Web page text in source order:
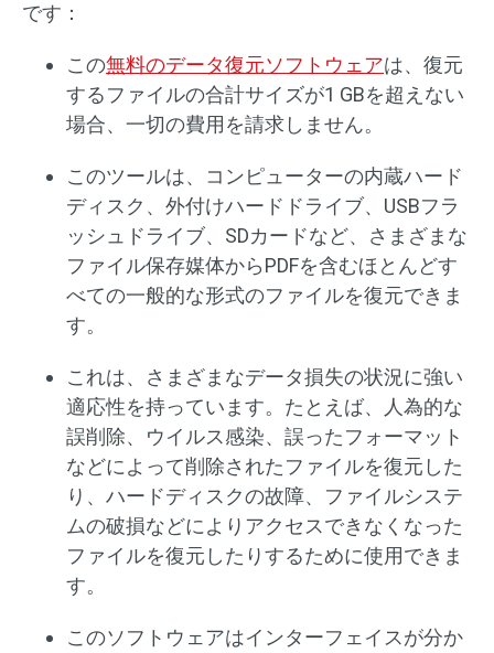
です：
この無料のデータ復元ソフトウェアは、復元
するファイルの合計サイズが1 GBを超えない
場合、一切の費用を請求しません。
このツールは、コンピューターの内蔵ハード
ディスク、外付けハードドライブ、USBフラ
ッシュドライブ、SDカードなど、さまざまな
ファイル保存媒体からPDFを含むほとんどす
べての一般的な形式のファイルを復元できま
す。
これは、さまざまなデータ損失の状況に強い
適応性を持っています。たとえば、人為的な
誤削除、ウイルス感染、誤ったフォーマット
などによって削除されたファイルを復元した
り、ハードディスクの故障、ファイルシステ
ムの破損などによりアクセスできなくなった
ファイルを復元したりするために使用できま
す。
このソフトウェアはインターフェイスが分か